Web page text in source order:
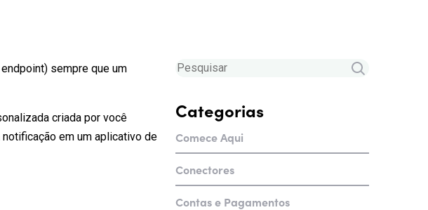
sempre que um
criada por você
em um aplicativo de
Categorias
Comece Aqui
Conectores
Contas e Pagamentos